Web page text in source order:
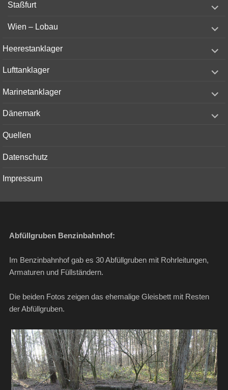
Staßfurt
child
Wien – Lobau
child
Heerestanklager
child
Lufttanklager
child
Marinetanklager
child
Dänemark
child
Quellen
Datenschutz
Impressum
Abfüllgruben Benzinbahnhof:
Im Benzinbahnhof gab es 30 Abfüllgruben mit Rohrleitungen,
Armaturen und Füllständern.
Die beiden Fotos zeigen das ehemalige Gleisbett mit Resten
der Abfüllgruben.